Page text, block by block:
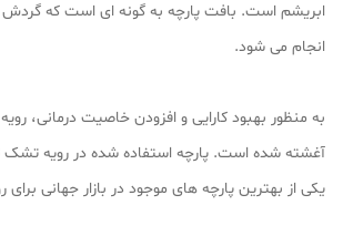
ابریشم است. بافت پارچه به گونه ای است که گردش
انجام می شود.
به منظور بهبود کارایی و افزودن خاصیت درمانی،
آغشته شده است. پارچه استفاده شده در رویه تشک
یکی از بهترین پارچه های موجود در بازار جهانی